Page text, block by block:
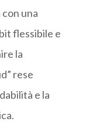
una
flessibile e
la
rese
e la